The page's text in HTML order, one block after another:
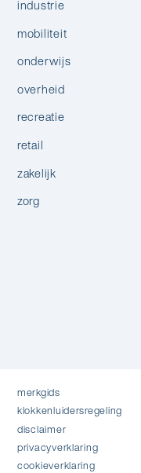
industrie
mobiliteit
onderwijs
overheid
recreatie
retail
zakelijk
zorg
merkgids
klokkenluidersregeling
disclaimer
privacyverklaring
cookieverklaring